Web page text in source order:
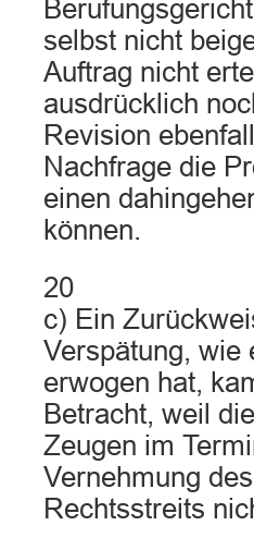
selbst nicht
Auftrag nicht
ausdrücklich
Revision
Nachfrage die
einen
können.
20
c) Ein
Verspätung, wie
erwogen hat,
Betracht, weil
Zeugen im
Vernehmung
Rechtsstreits